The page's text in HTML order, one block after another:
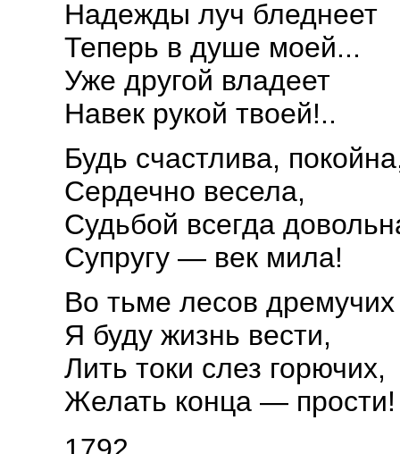
Надежды луч бледнеет
Теперь в душе моей...
Уже другой владеет
Навек рукой твоей!..
Будь счастлива,
Сердечно весела,
Судьбой всегда
Супругу — век мила!
Во тьме лесов дремучих
Я буду жизнь вести,
Лить токи слез горючих,
Желать конца — прости!